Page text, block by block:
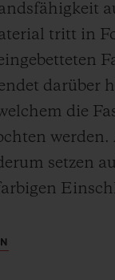
tritt in
darüber
die
werden.
setzen